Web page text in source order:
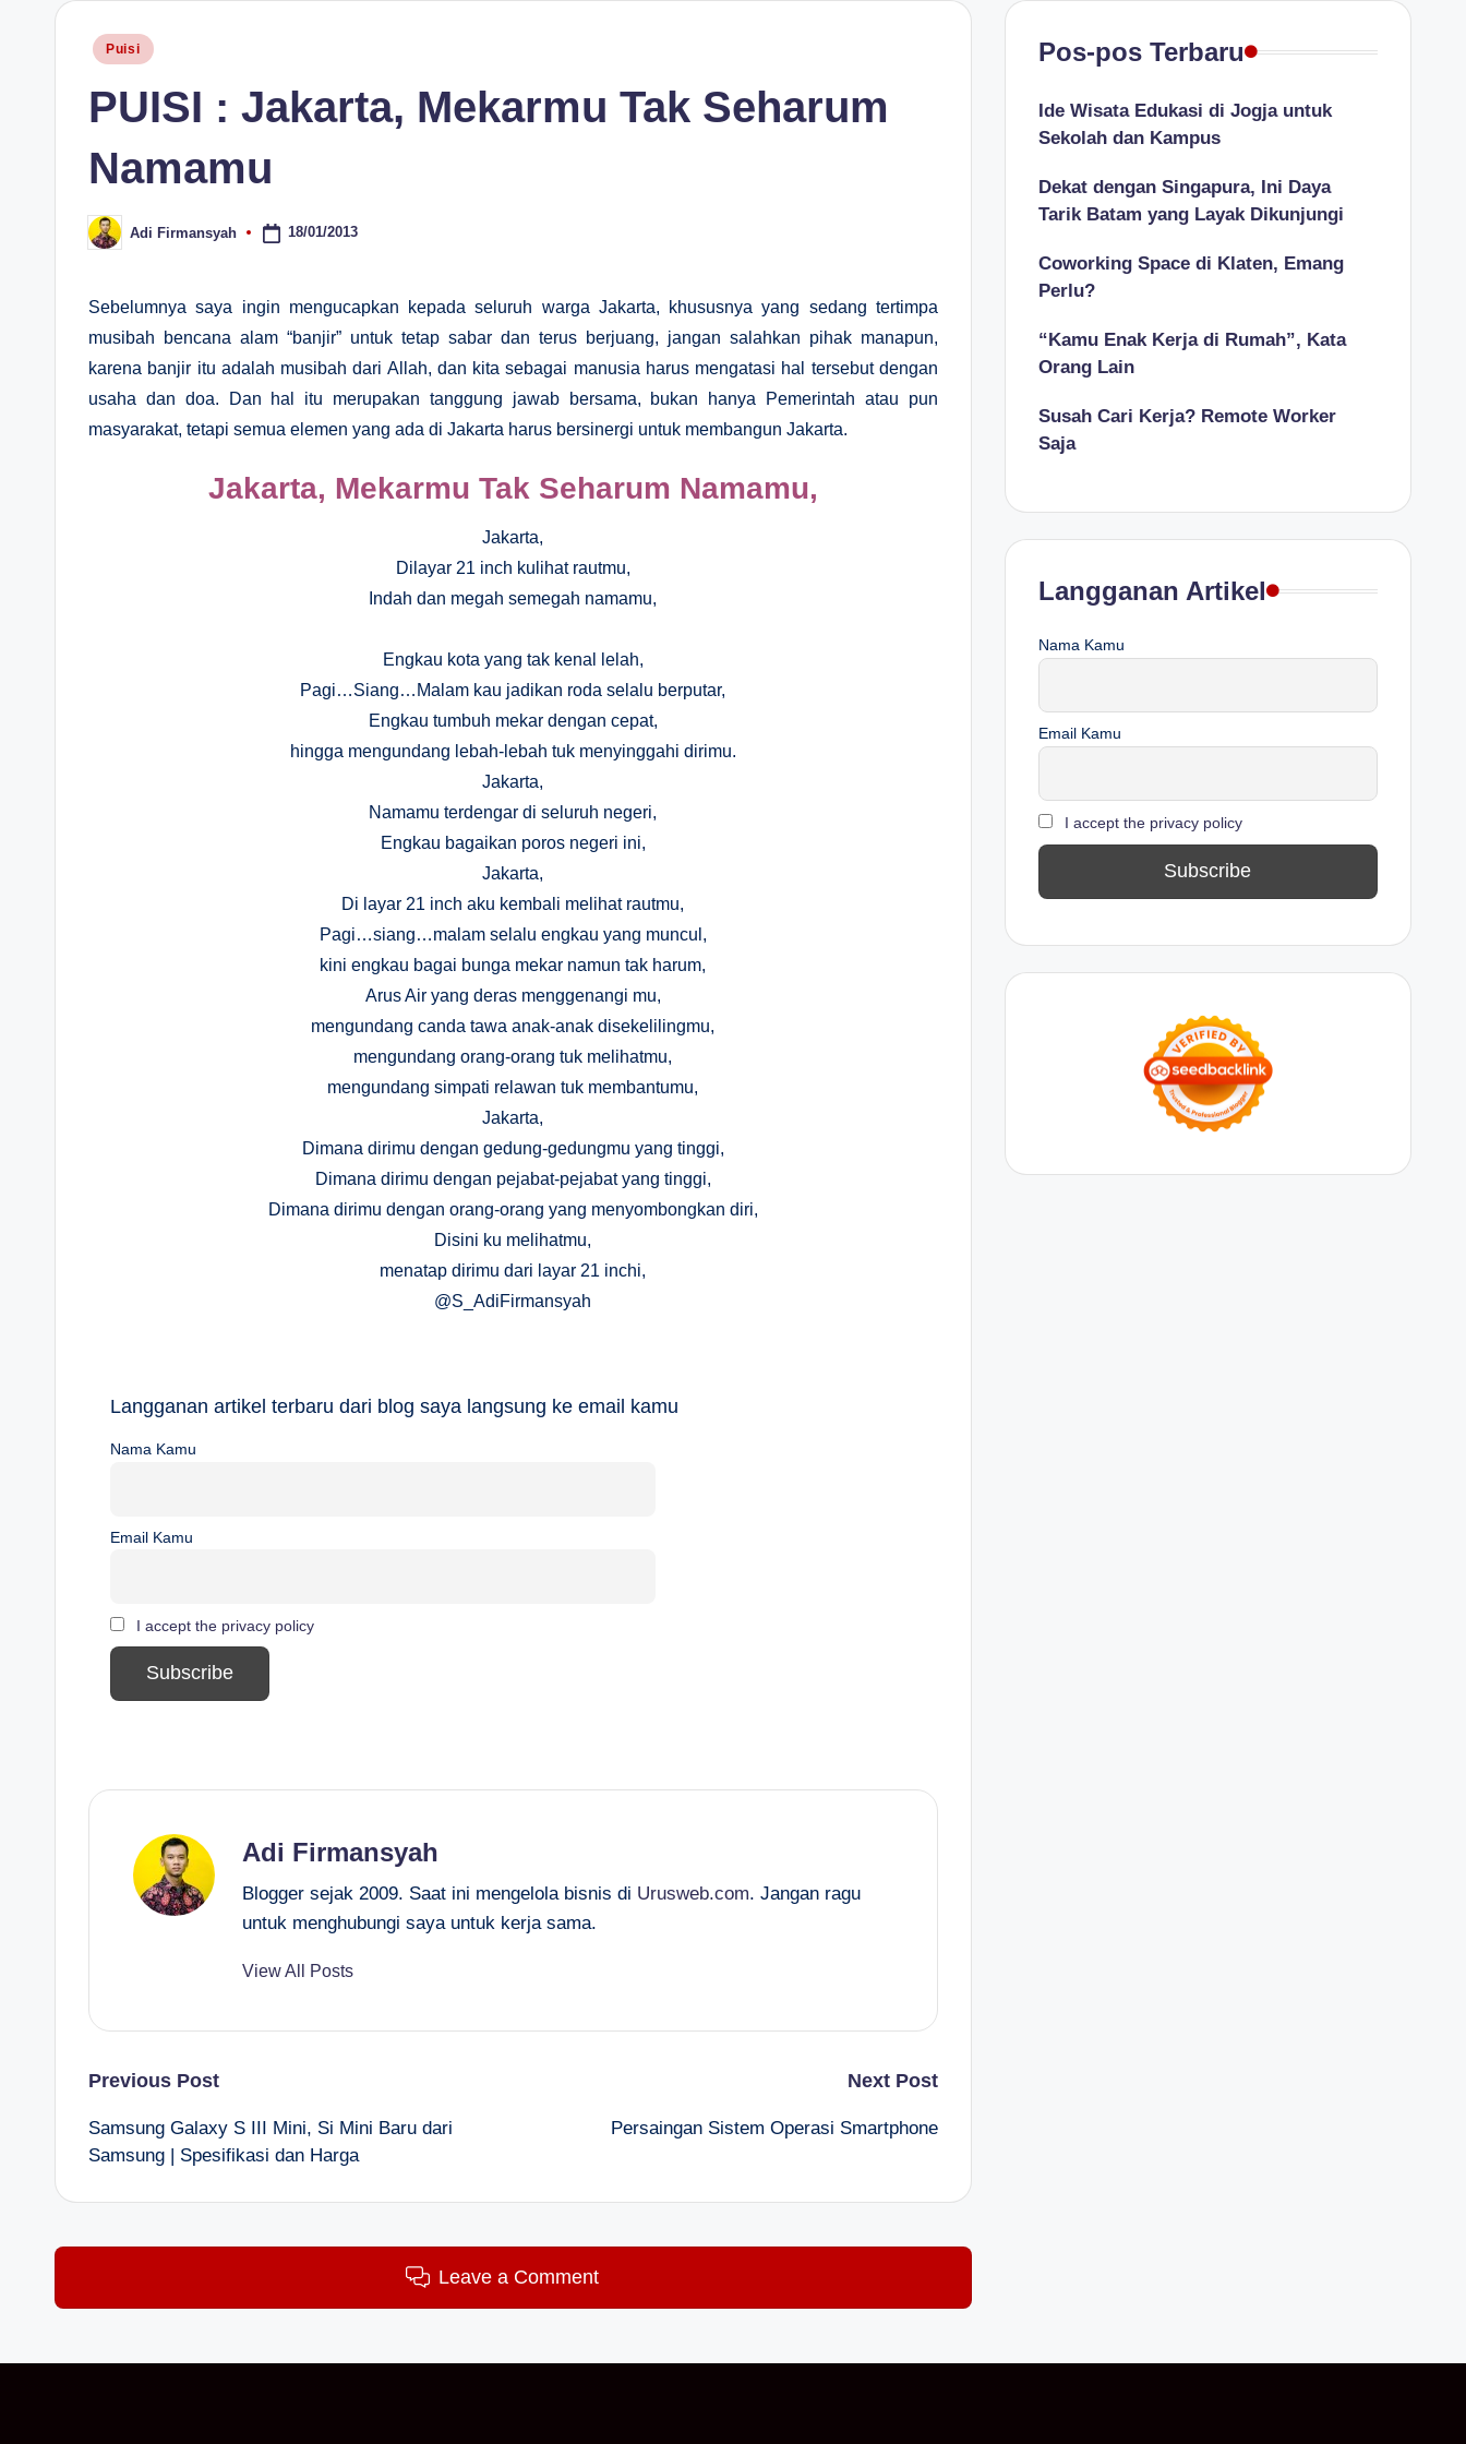
Posted
Puisi
PUISI : Jakarta, Mekarmu Tak Seharum
Namamu
Posted
by
Adi Firmansyah 18/01/2013
Sebelumnya saya ingin mengucapkan kepada seluruh warga Jakarta, khususnya yang sedang tertimpa
musibah bencana alam “banjir” untuk tetap sabar dan terus berjuang, jangan salahkan pihak manapun,
karena banjir itu adalah musibah dari Allah, dan kita sebagai manusia harus mengatasi hal tersebut dengan
usaha dan doa. Dan hal itu merupakan tanggung jawab bersama, bukan hanya Pemerintah atau pun
masyarakat, tetapi semua elemen yang ada di Jakarta harus bersinergi untuk membangun Jakarta.
Jakarta, Mekarmu Tak Seharum Namamu,
Jakarta,
Dilayar 21 inch kulihat rautmu,
Indah dan megah semegah namamu,
Engkau kota yang tak kenal lelah,
Pagi…Siang…Malam kau jadikan roda selalu berputar,
Engkau tumbuh mekar dengan cepat,
hingga mengundang lebah-lebah tuk menyinggahi dirimu.
Jakarta,
Namamu terdengar di seluruh negeri,
Engkau bagaikan poros negeri ini,
Jakarta,
Di layar 21 inch aku kembali melihat rautmu,
Pagi…siang…malam selalu engkau yang muncul,
kini engkau bagai bunga mekar namun tak harum,
Arus Air yang deras menggenangi mu,
mengundang canda tawa anak-anak disekelilingmu,
mengundang orang-orang tuk melihatmu,
mengundang simpati relawan tuk membantumu,
Jakarta,
Dimana dirimu dengan gedung-gedungmu yang tinggi,
Dimana dirimu dengan pejabat-pejabat yang tinggi,
Dimana dirimu dengan orang-orang yang menyombongkan diri,
Disini ku melihatmu,
menatap dirimu dari layar 21 inchi,
@S_AdiFirmansyah
Langganan artikel terbaru dari blog saya langsung ke email kamu
Nama Kamu
Email Kamu
I accept the privacy policy
Adi Firmansyah
Blogger sejak 2009. Saat ini mengelola bisnis di Urusweb.com. Jangan ragu
untuk menghubungi saya untuk kerja sama.
View All Posts
Post
navigation
Previous Post
Samsung Galaxy S III Mini, Si Mini Baru dari
Samsung | Spesifikasi dan Harga
Next Post
Persaingan Sistem Operasi Smartphone
Leave a Comment
Pos-pos Terbaru
Ide Wisata Edukasi di Jogja untuk
Sekolah dan Kampus
Dekat dengan Singapura, Ini Daya
Tarik Batam yang Layak Dikunjungi
Coworking Space di Klaten, Emang
Perlu?
“Kamu Enak Kerja di Rumah”, Kata
Orang Lain
Susah Cari Kerja? Remote Worker
Saja
Langganan Artikel
Nama Kamu
Email Kamu
I accept the privacy policy